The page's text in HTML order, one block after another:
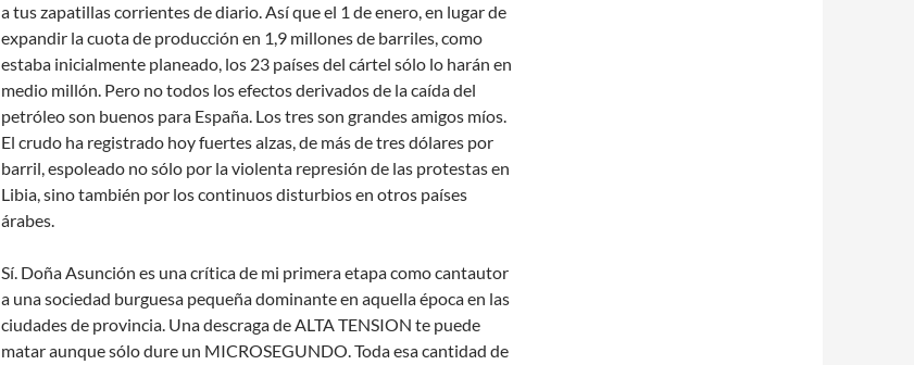
a tus zapatillas corrientes de diario. Así que el 1 de enero, en lugar de
expandir la cuota de producción en 1,9 millones de barriles, como
estaba inicialmente planeado, los 23 países del cártel sólo lo harán en
medio millón. Pero no todos los efectos derivados de la caída del
petróleo son buenos para España. Los tres son grandes amigos míos.
El crudo ha registrado hoy fuertes alzas, de más de tres dólares por
barril, espoleado no sólo por la violenta represión de las protestas en
Libia, sino también por los continuos disturbios en otros países
árabes.
Sí. Doña Asunción es una crítica de mi primera etapa como cantautor
a una sociedad burguesa pequeña dominante en aquella época en las
ciudades de provincia. Una descraga de ALTA TENSION te puede
matar aunque sólo dure un MICROSEGUNDO. Toda esa cantidad de